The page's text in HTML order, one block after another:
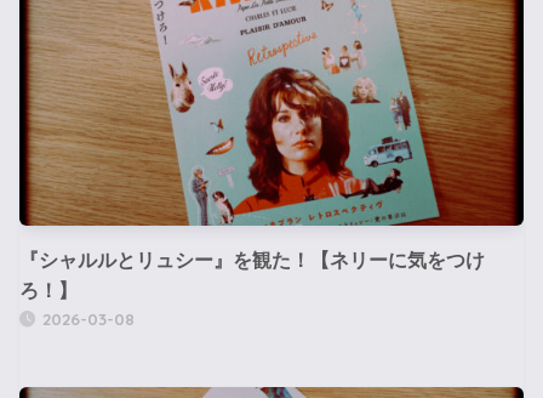
『シャルルとリュシー』を観た！【ネリーに気をつけ
ろ！】
2026-03-08